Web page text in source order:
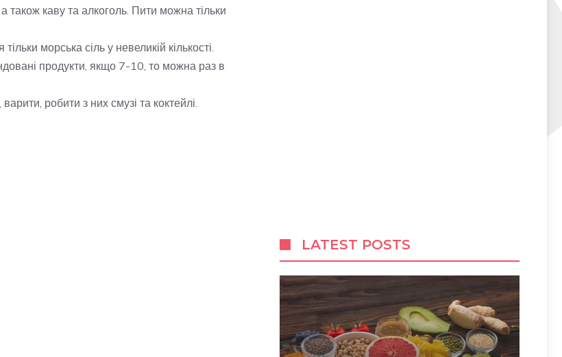
також каву та алкоголь. Пити можна тільки
морська сіль у невеликій кількості.
продукти, якщо 7-10, то можна раз в
робити з них смузі та коктейлі.
LATEST POSTS